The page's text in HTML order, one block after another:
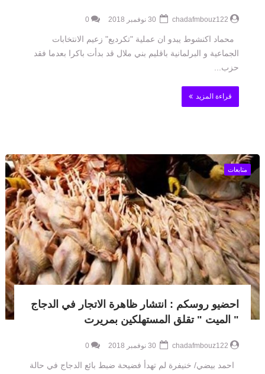
chadafmbouz122
0
محماد اكنشوط يبدو ان عملية "تكرديع" زعيم الانتخابات
الجماعية و البرلمانية باقليم بني ملال قد بدأت باكرا بعدما فقد
حزب...
قراءة المزيد
متابعات
احضيو روسكم : انتشار ظاهرة الاتجار في الدجاج
" الميت " تقلق المستهلكين بمريرت
chadafmbouz122
0
احمد بيضي/ خنيفرة لم تهدأ فضيحة ضبط بائع الدجاج في حالة